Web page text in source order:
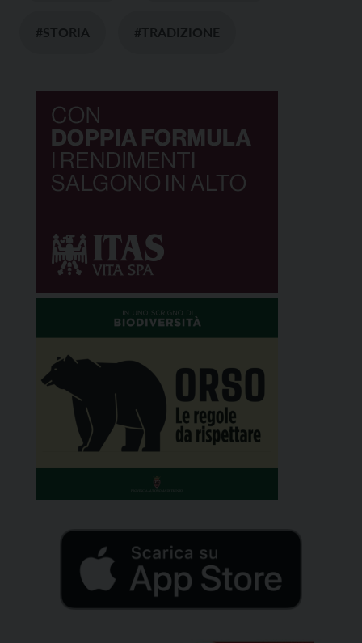
#STORIA #TRADIZIONE